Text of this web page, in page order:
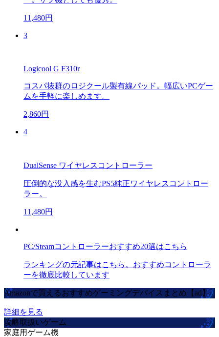
11,480円
3
Logicool G F310r
コスパ抜群のロジクール製有線パッド。幅広いPCゲー
ムを手軽に楽しめます。
2,860円
4
DualSense ワイヤレスコントローラー
圧倒的な没入感を生むPS5純正ワイヤレスコントロー
ラー。
11,480円
PC/Steamコントローラーおすすめ20選はこちら
ランキングの元記事はこちら。おすすめコントローラ
ーを徹底比較しています
Amazonで買えるおすすめゲーミングデバイスまとめ【ad】
詳細を見る
攻略取扱いゲーム
家庭用ゲーム機